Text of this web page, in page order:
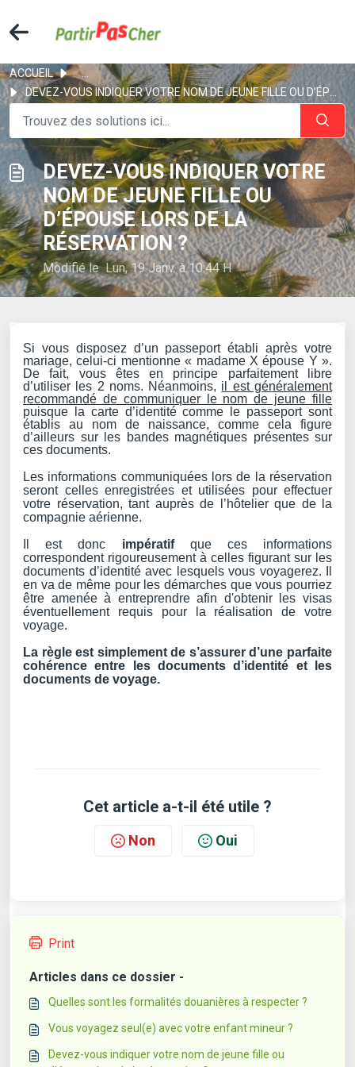
ACCUEIL
...
DEVEZ-VOUS INDIQUER VOTRE NOM DE JEUNE FILLE OU D’ÉPOUSE ...
DEVEZ-VOUS INDIQUER VOTRE
NOM DE JEUNE FILLE OU
D’ÉPOUSE LORS DE LA
RÉSERVATION ?
Modifié le Lun, 19 Janv. à 10:44 H
Si vous disposez d’un passeport établi après votre
mariage, celui-ci mentionne « madame X épouse Y ».
De fait, vous êtes en principe parfaitement libre
d’utiliser les 2 noms. Néanmoins, il est généralement
recommandé de communiquer le nom de jeune fille
puisque la carte d’identité comme le passeport sont
établis au nom de naissance, comme cela figure
d’ailleurs sur les bandes magnétiques présentes sur
ces documents.
Les informations communiquées lors de la réservation
seront celles enregistrées et utilisées pour effectuer
votre réservation, tant auprès de l’hôtelier que de la
compagnie aérienne.
Il est donc impératif que ces informations
correspondent rigoureusement à celles figurant sur les
documents d’identité avec lesquels vous voyagerez. Il
en va de même pour les démarches que vous pourriez
être amenée à entreprendre afin d'obtenir les visas
éventuellement requis pour la réalisation de votre
voyage.
La règle est simplement de s’assurer d’une parfaite
cohérence entre les documents d’identité et les
documents de voyage.
Cet article a-t-il été utile ?
Non Oui
Print
Articles dans ce dossier -
Quelles sont les formalités douanières à respecter ?
Vous voyagez seul(e) avec votre enfant mineur ?
Devez-vous indiquer votre nom de jeune fille ou